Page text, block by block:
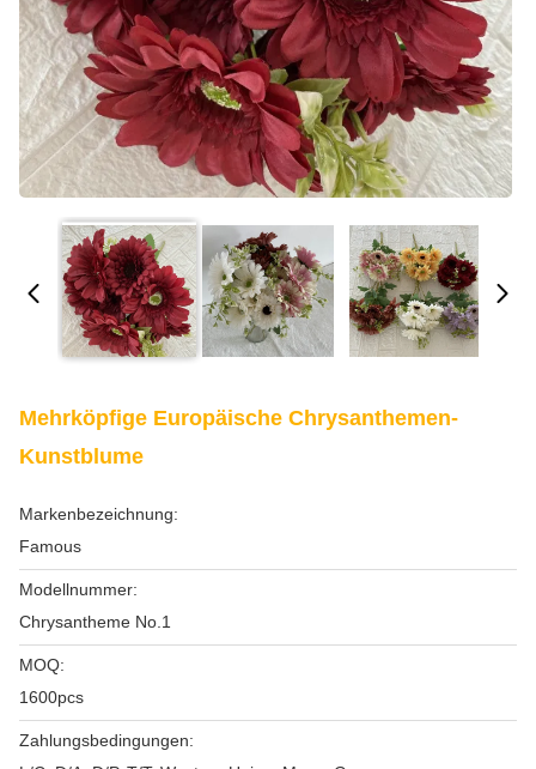
Mehrköpfige Europäische Chrysanthemen-
Kunstblume
Markenbezeichnung:
Famous
Modellnummer:
Chrysantheme No.1
MOQ:
1600pcs
Zahlungsbedingungen: